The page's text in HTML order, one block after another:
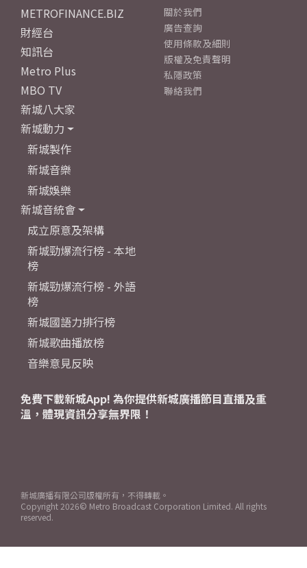
METROFINANCE.BIZ
財經台
知訊台
Metro Plus
MBO TV
新城八大家
新城動力
新城製作
新城音樂
新城娛樂
新城音統會
成立原意及架構
新城勁爆流行榜 - 本地
榜
新城勁爆流行榜 - 外語
榜
新城國語力排行榜
新城歌曲播放榜
音樂意見反映
關於我們
廣告查詢
使用條款及細則
版權及免責聲明
私隱政策
聯絡我們
免費下載新城App! 為你提供新城廣播節目直播及重
溫，體現資訊分享無界限！
新城廣播有限公司版權所有，不得轉載。
Copyright 2026© Metro Broadcast Corporation Limited. All rights
reserved.